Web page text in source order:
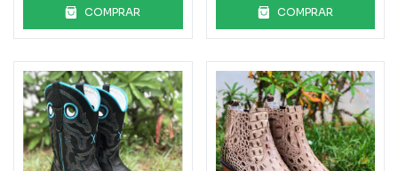
COMPRAR COMPRAR